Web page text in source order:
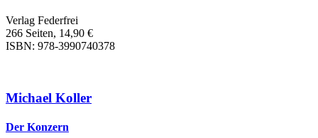
Verlag Federfrei
266 Seiten, 14,90 €
ISBN: 978-3990740378
Michael Koller
Der Konzern